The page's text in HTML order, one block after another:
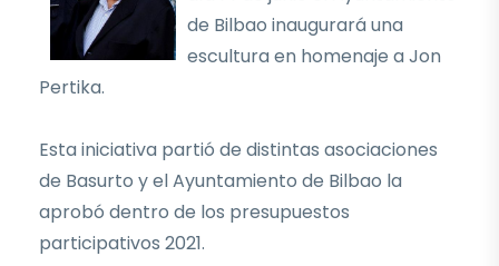
de Bilbao inaugurará una
escultura en homenaje a Jon
Pertika.
Esta iniciativa partió de distintas asociaciones
de Basurto y el Ayuntamiento de Bilbao la
aprobó dentro de los presupuestos
participativos 2021.